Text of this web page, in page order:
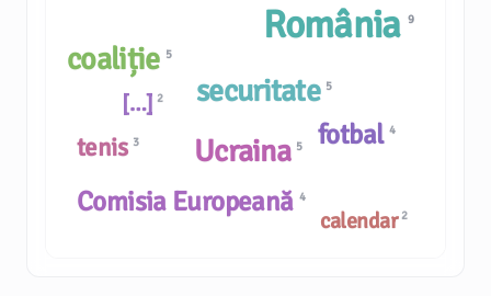
[…] 2
calendar 2
fotbal 4
securitate 5
tenis 3
coaliție 5
Comisia Europeană 4
România 9
Ucraina 5